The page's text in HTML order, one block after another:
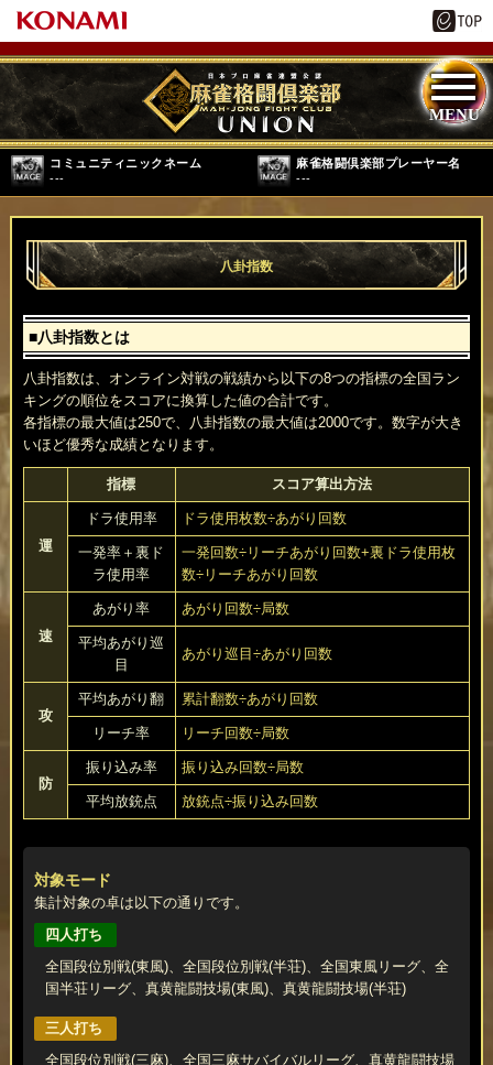
コミュニティニックネーム
---
麻雀格闘倶楽部プレーヤー名
---
八卦指数
■八卦指数とは
八卦指数は、オンライン対戦の戦績から以下の8つの指標の全国ラン
キングの順位をスコアに換算した値の合計です。
各指標の最大値は250で、八卦指数の最大値は2000です。数字が大き
いほど優秀な成績となります。
指標 スコア算出方法
運
ドラ使用率 ドラ使用枚数÷あがり回数
一発率＋裏ド
ラ使用率
一発回数÷リーチあがり回数+裏ドラ使用枚
数÷リーチあがり回数
速
あがり率 あがり回数÷局数
平均あがり巡
目
あがり巡目÷あがり回数
攻
平均あがり翻 累計翻数÷あがり回数
リーチ率 リーチ回数÷局数
防
振り込み率 振り込み回数÷局数
平均放銃点 放銃点÷振り込み回数
対象モード
集計対象の卓は以下の通りです。
四人打ち
全国段位別戦(東風)、全国段位別戦(半荘)、全国東風リーグ、全
国半荘リーグ、真黄龍闘技場(東風)、真黄龍闘技場(半荘)
三人打ち
全国段位別戦(三麻)、全国三麻サバイバルリーグ、真黄龍闘技場